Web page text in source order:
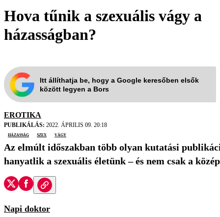
Hova tűnik a szexuális vágy a
házasságban?
Itt állíthatja be, hogy a Google keresőben elsők
között legyen a Bors
EROTIKA
PUBLIKÁLÁS: 2022. ÁPRILIS 09. 20:18
házasság
szex vágy
Az elmúlt időszakban több olyan kutatási
hanyatlik a szexuális életünk – és nem csak a
Napi doktor